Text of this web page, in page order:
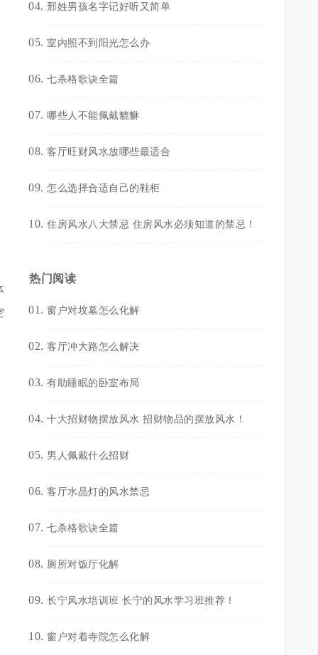
邢姓男孩名字记好听又简单
室内照不到阳光怎么办
七杀格歌诀全篇
哪些人不能佩戴貔貅
客厅旺财风水放哪些最适合
怎么选择合适自己的鞋柜
住房风水八大禁忌 住房风水必须知道的禁忌！
热门阅读
窗户对坟墓怎么化解
客厅冲大路怎么解决
有助睡眠的卧室布局
十大招财物摆放风水 招财物品的摆放风水！
男人佩戴什么招财
客厅水晶灯的风水禁忌
七杀格歌诀全篇
厕所对饭厅化解
长宁风水培训班 长宁的风水学习班推荐！
窗户对着寺院怎么化解